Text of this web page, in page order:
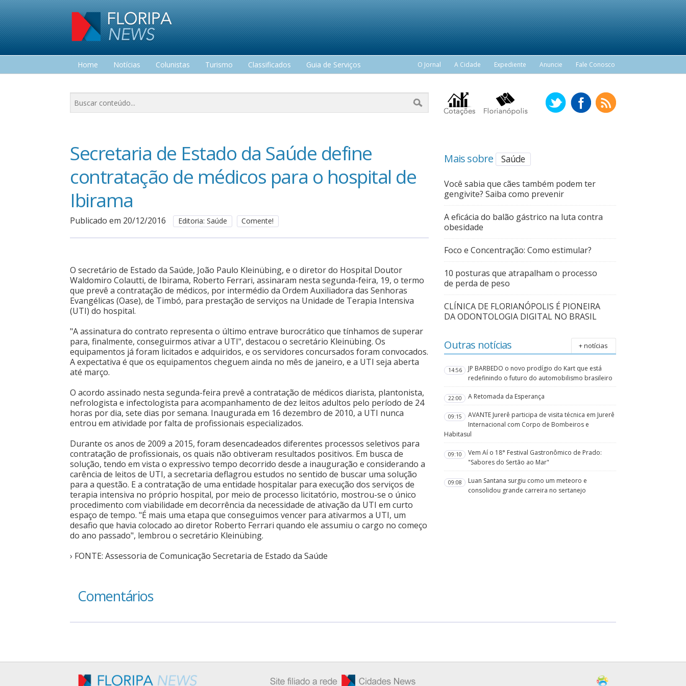
Home Notícias Colunistas Turismo Classificados
Guia de Serviços
O Jornal A Cidade Expediente Anuncie Fale Conosco
Secretaria de Estado da Saúde define
contratação de médicos para o hospital de
Ibirama
Publicado em 20/12/2016 Editoria: Saúde Comente!
O secretário de Estado da Saúde, João Paulo Kleinübing, e o diretor do Hospital Doutor
Waldomiro Colautti, de Ibirama, Roberto Ferrari, assinaram nesta segunda-feira, 19, o termo
que prevê a contratação de médicos, por intermédio da Ordem Auxiliadora das Senhoras
Evangélicas (Oase), de Timbó, para prestação de serviços na Unidade de Terapia Intensiva
(UTI) do hospital.
"A assinatura do contrato representa o último entrave burocrático que tínhamos de superar
para, finalmente, conseguirmos ativar a UTI", destacou o secretário Kleinübing. Os
equipamentos já foram licitados e adquiridos, e os servidores concursados foram convocados.
A expectativa é que os equipamentos cheguem ainda no mês de janeiro, e a UTI seja aberta
até março.
O acordo assinado nesta segunda-feira prevê a contratação de médicos diarista, plantonista,
nefrologista e infectologista para acompanhamento de dez leitos adultos pelo período de 24
horas por dia, sete dias por semana. Inaugurada em 16 dezembro de 2010, a UTI nunca
entrou em atividade por falta de profissionais especializados.
Durante os anos de 2009 a 2015, foram desencadeados diferentes processos seletivos para
contratação de profissionais, os quais não obtiveram resultados positivos. Em busca de
solução, tendo em vista o expressivo tempo decorrido desde a inauguração e considerando a
carência de leitos de UTI, a secretaria deflagrou estudos no sentido de buscar uma solução
para a questão. E a contratação de uma entidade hospitalar para execução dos serviços de
terapia intensiva no próprio hospital, por meio de processo licitatório, mostrou-se o único
procedimento com viabilidade em decorrência da necessidade de ativação da UTI em curto
espaço de tempo. "É mais uma etapa que conseguimos vencer para ativarmos a UTI, um
desafio que havia colocado ao diretor Roberto Ferrari quando ele assumiu o cargo no começo
do ano passado", lembrou o secretário Kleinübing.
› FONTE: Assessoria de Comunicação Secretaria de Estado da Saúde
Comentários
Mais sobre Saúde
Você sabia que cães também podem ter
gengivite? Saiba como prevenir
A eficácia do balão gástrico na luta contra
obesidade
Foco e Concentração: Como estimular?
10 posturas que atrapalham o processo
de perda de peso
CLÍNICA DE FLORIANÓPOLIS É PIONEIRA
DA ODONTOLOGIA DIGITAL NO BRASIL
Outras notícias + notícias
14:56
JP BARBEDO o novo prodígio do Kart que está
redefinindo o futuro do automobilismo brasileiro
22:00 A Retomada da Esperança
09:15
AVANTE Jurerê participa de visita técnica em Jurerê
Internacional com Corpo de Bombeiros e
Habitasul
09:10
Vem Aí o 18° Festival Gastronômico de Prado:
"Sabores do Sertão ao Mar"
09:08
Luan Santana surgiu como um meteoro e
consolidou grande carreira no sertanejo